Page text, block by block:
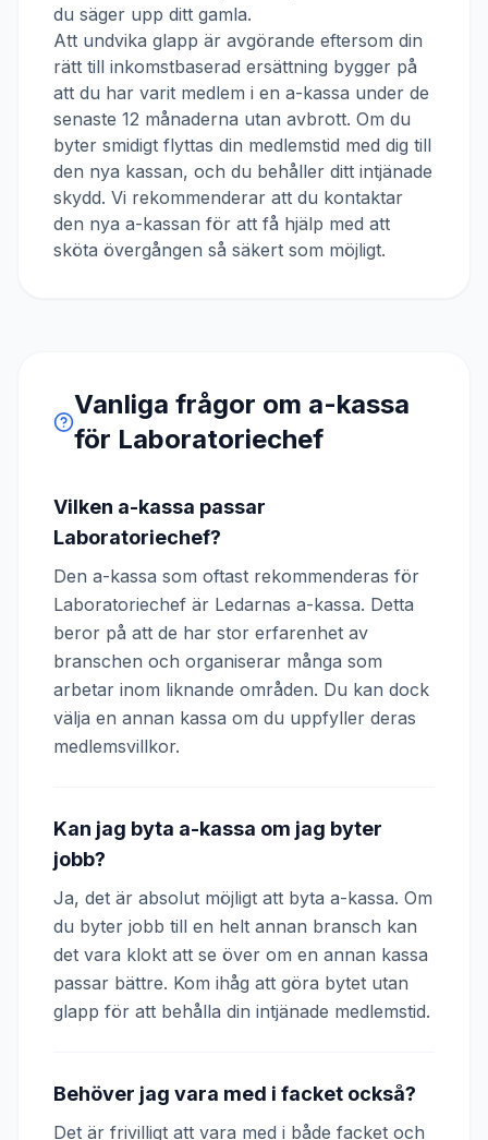
du säger upp ditt gamla.
Att undvika glapp är avgörande eftersom din
rätt till inkomstbaserad ersättning bygger på
att du har varit medlem i en a-kassa under de
senaste 12 månaderna utan avbrott. Om du
byter smidigt flyttas din medlemstid med dig till
den nya kassan, och du behåller ditt intjänade
skydd. Vi rekommenderar att du kontaktar
den nya a-kassan för att få hjälp med att
sköta övergången så säkert som möjligt.
Vanliga frågor om a-kassa
för Laboratoriechef
Vilken a-kassa passar
Laboratoriechef?
Den a-kassa som oftast rekommenderas för
Laboratoriechef är Ledarnas a-kassa. Detta
beror på att de har stor erfarenhet av
branschen och organiserar många som
arbetar inom liknande områden. Du kan dock
välja en annan kassa om du uppfyller deras
medlemsvillkor.
Kan jag byta a-kassa om jag byter
jobb?
Ja, det är absolut möjligt att byta a-kassa. Om
du byter jobb till en helt annan bransch kan
det vara klokt att se över om en annan kassa
passar bättre. Kom ihåg att göra bytet utan
glapp för att behålla din intjänade medlemstid.
Behöver jag vara med i facket också?
Det är frivilligt att vara med i både facket och